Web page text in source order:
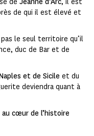
de qui il est élevé et
pas le seul territoire qu’il
duc de Bar et de
et de Sicile et du
deviendra quant à
cœur de l’histoire